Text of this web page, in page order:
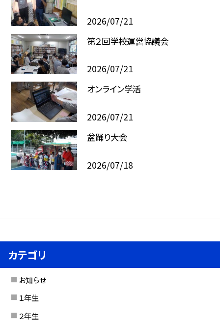
2026/07/21
第２回学校運営協議会
2026/07/21
オンライン学活
2026/07/21
盆踊り大会
2026/07/18
カテゴリ
お知らせ
１年生
２年生